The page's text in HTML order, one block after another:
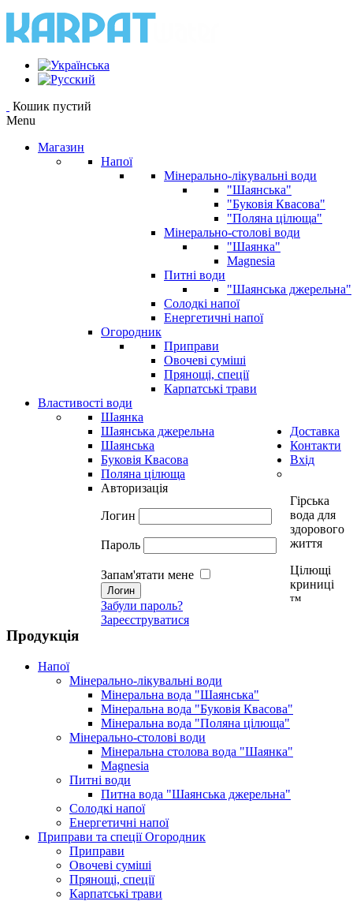
Кошик пустий
Menu
Магазин
Напої
Мінерально-лікувальні води
"Шаянська"
"Буковія Квасова"
"Поляна цілюща"
Мінерально-столові води
"Шаянка"
Magnesia
Питні води
"Шаянська джерельна"
Солодкі напої
Енергетичні напої
Огородник
Приправи
Овочеві суміші
Прянощі, спеції
Карпатські трави
Властивості води
Шаянка
Шаянська джерельна
Шаянська
Буковія Квасова
Поляна цілюща
Доставка
Контакти
Вхід
Авторизація
Логин
Пароль
Запам'ятати мене
Забули пароль?
Зареєструватися
Гірська
вода для
здорового
життя
Цілющі
криниці
тм
Продукція
Напої
Мінерально-лікувальні води
Мінеральна вода "Шаянська"
Мінеральна вода "Буковія Квасова"
Мінеральна вода "Поляна цілюща"
Мінерально-столові води
Мінеральна столова вода "Шаянка"
Magnesia
Питні води
Питна вода "Шаянська джерельна"
Солодкі напої
Енергетичні напої
Приправи та спеції Огородник
Приправи
Овочеві суміші
Прянощі, спеції
Карпатські трави